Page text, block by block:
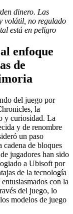
dinero. Las
volátil, no regulado
está en peligro
enfoque
de
del juego por
la
y curiosidad. La
y de renombre
un paso
cadena de bloques
jugadores han sido
a Ubisoft por
de la tecnología
con la
del juego, lo
modelos de juego